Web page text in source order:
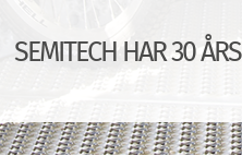
SEMITECH HAR 30